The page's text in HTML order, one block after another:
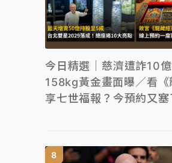
今日精選｜慈濟遭詐10
158kg黃金畫面曝／看《
享七世福報？今預約又塞